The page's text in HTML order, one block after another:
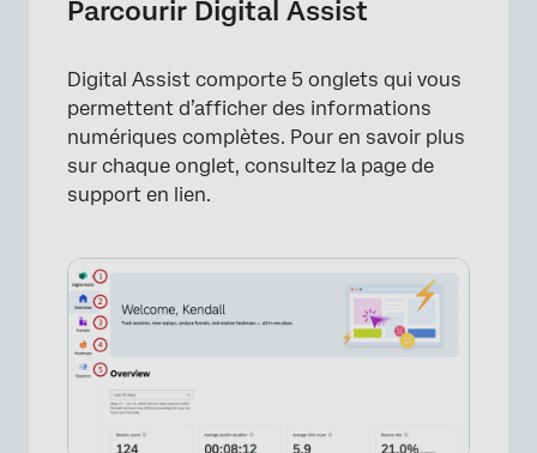
Parcourir Digital Assist
Digital Assist comporte 5 onglets qui vous
permettent d’afficher des informations
numériques complètes. Pour en savoir plus
sur chaque onglet, consultez la page de
support en lien.